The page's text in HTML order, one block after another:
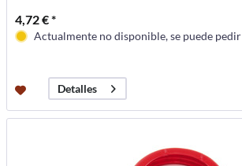
4,72 € *
Actualmente no disponible, se puede pedir
Detalles